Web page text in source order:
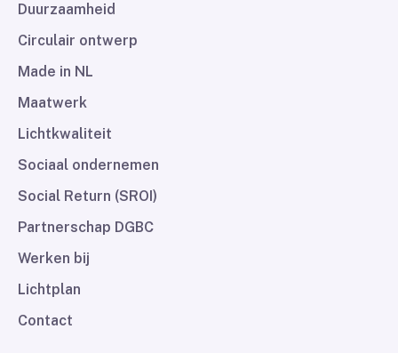
Duurzaamheid
Circulair ontwerp
Made in NL
Maatwerk
Lichtkwaliteit
Sociaal ondernemen
Social Return (SROI)
Partnerschap DGBC
Werken bij
Lichtplan
Contact